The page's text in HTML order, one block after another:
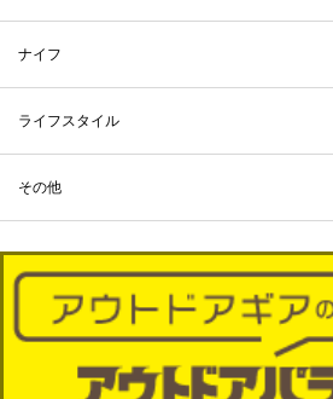
ナイフ
ライフスタイル
その他